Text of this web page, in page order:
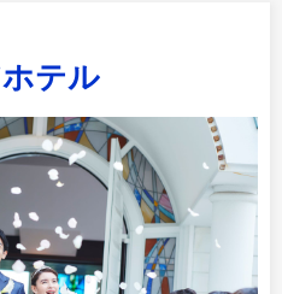
テル